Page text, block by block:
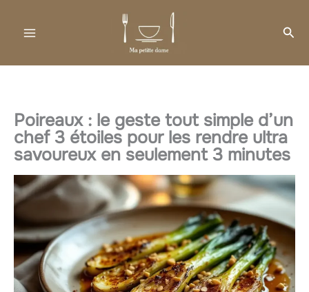
Poireaux : le geste tout simple d’un
chef 3 étoiles pour les rendre ultra
savoureux en seulement 3 minutes